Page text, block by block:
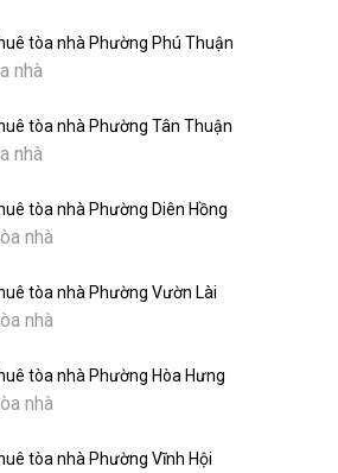
tòa nhà Phường Phú Thuận
nhà
tòa nhà Phường Tân Thuận
nhà
tòa nhà Phường Diên Hồng
nhà
tòa nhà Phường Vườn Lài
nhà
tòa nhà Phường Hòa Hưng
nhà
tòa nhà Phường Vĩnh Hội